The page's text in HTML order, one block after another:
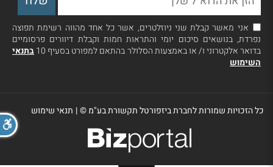
אני מאשר קבלת שני ניוזלטרים, אשר כל אחד מהווה רשימת תפוצה
נפרדת, בנושאים סיכום יומי והתראות חמות וקבלת דיוורים פרסומיים
בדואר אלקטרוני ו/ או באמצעות הסלולר בהתאם למפורט בסעיף 10
בתנאי
השימוש
כל הזכויות שמורות לחברת ביזפורטל תקשורת בע"מ ©| תנאי שימוש